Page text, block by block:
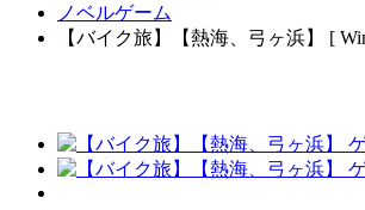
ノベルゲーム
【バイク旅】【熱海、弓ヶ浜】 [